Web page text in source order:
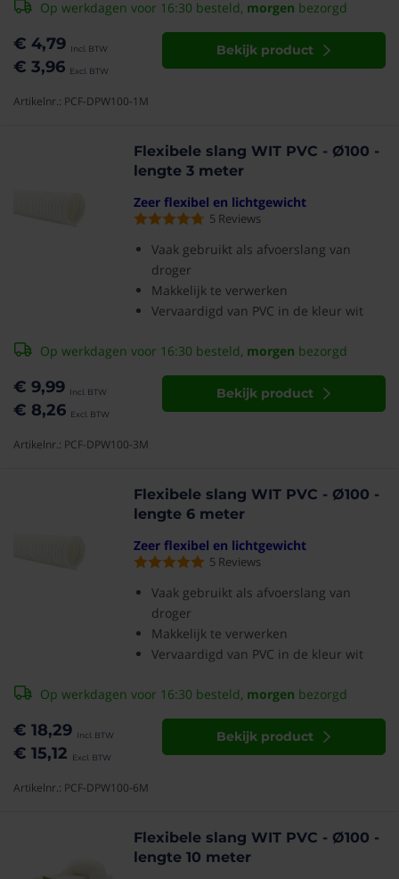
€ 4,79
€ 3,96
Op werkdagen voor 16:30 besteld, morgen bezorgd
Bekijk product
Artikelnr.: PCF-DPW100-1M
Flexibele slang WIT PVC - Ø100 -
lengte 3 meter
Zeer flexibel en lichtgewicht
5 Reviews
Vaak gebruikt als afvoerslang van
droger
Makkelijk te verwerken
Vervaardigd van PVC in de kleur wit
€ 9,99
€ 8,26
Op werkdagen voor 16:30 besteld, morgen bezorgd
Bekijk product
Artikelnr.: PCF-DPW100-3M
Flexibele slang WIT PVC - Ø100 -
lengte 6 meter
Zeer flexibel en lichtgewicht
5 Reviews
Vaak gebruikt als afvoerslang van
droger
Makkelijk te verwerken
Vervaardigd van PVC in de kleur wit
€ 18,29
€ 15,12
Op werkdagen voor 16:30 besteld, morgen bezorgd
Bekijk product
Artikelnr.: PCF-DPW100-6M
Flexibele slang WIT PVC - Ø100 -
lengte 10 meter